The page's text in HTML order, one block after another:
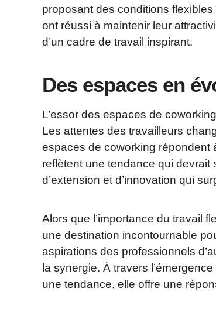
proposant des conditions
ont réussi à maintenir leur
d’un cadre de travail inspirant.
Des espaces en
L’essor des espaces de
Les attentes des travailleurs
espaces de coworking répondent
reflètent une tendance qui
d’extension et d’innovation qui
Alors que l’importance du travail
une destination incontournable
aspirations des professionnels
la synergie. À travers
une tendance, elle offre une